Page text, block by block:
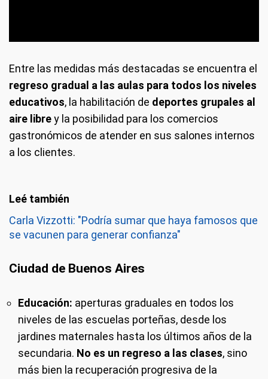
Entre las medidas más destacadas se encuentra el
regreso gradual a las aulas para todos los niveles
educativos, la habilitación de deportes grupales al
aire librey la posibilidad para los comercios
gastronómicos de atender en sus salones internos
a los clientes.
Carla Vizzotti: "Podría sumar que haya famosos que
se vacunen para generar confianza"
Ciudad de Buenos Aires
Educación: aperturas graduales en todos los
niveles de las escuelas porteñas, desde los
jardines maternales hasta los últimos años de la
secundaria. No es un regreso a las clases, sino
más bien la recuperación progresiva de la